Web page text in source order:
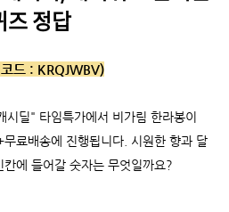
즈 정답
드 : KRQJWBV)
딜" 타임특가에서 비가림 한라봉이
료배송에 진행됩니다. 시원한 향과 달
에 들어갈 숫자는 무엇일까요?